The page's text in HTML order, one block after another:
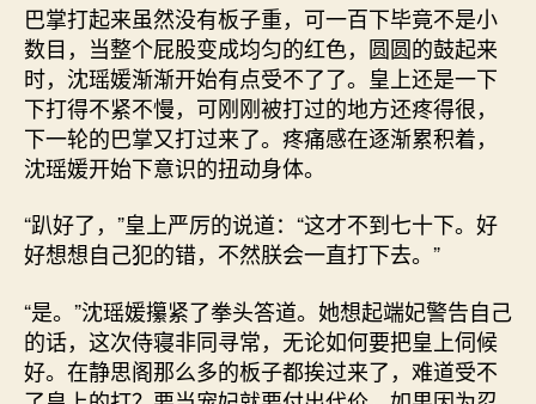
巴掌打起来虽然没有板子重，可一百下毕竟不是小
数目，当整个屁股变成均匀的红色，圆圆的鼓起来
时，沈瑶媛渐渐开始有点受不了了。皇上还是一下
下打得不紧不慢，可刚刚被打过的地方还疼得很，
下一轮的巴掌又打过来了。疼痛感在逐渐累积着，
沈瑶媛开始下意识的扭动身体。
“趴好了，”皇上严厉的说道：“这才不到七十下。好
好想想自己犯的错，不然朕会一直打下去。”
“是。”沈瑶媛攥紧了拳头答道。她想起端妃警告自己
的话，这次侍寝非同寻常，无论如何要把皇上伺候
好。在静思阁那么多的板子都挨过来了，难道受不